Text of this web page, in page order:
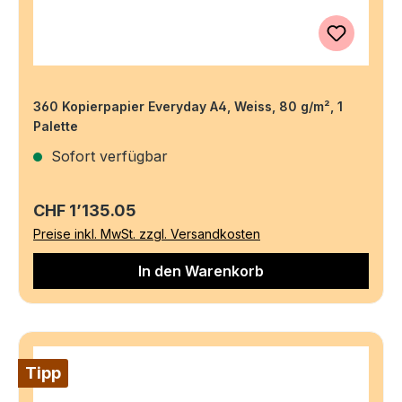
360 Kopierpapier Everyday A4, Weiss, 80 g/m², 1
Palette
Sofort verfügbar
Regulärer Preis:
CHF 1’135.05
Preise inkl. MwSt. zzgl. Versandkosten
In den Warenkorb
Tipp